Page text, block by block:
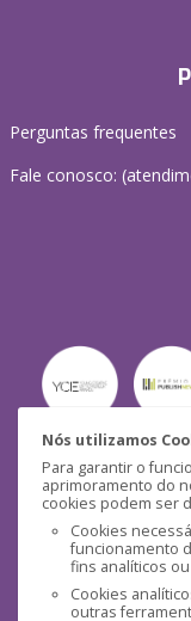
Nós utilizamos
Para garantir o
aprimoramento do
cookies podem ser
Cookies
funcionamento
fins analíticos
Cookies
outras
Perguntas frequentes
Fale conosco: (